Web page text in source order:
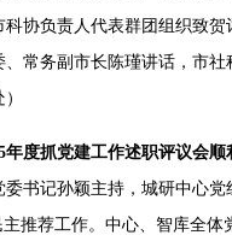
协负责人代表群团组织致
常务副市长陈瑾讲话，市
度抓党建工作述职评议会顺
书记孙颖主持，城研中心
推荐工作。中心、智库全体